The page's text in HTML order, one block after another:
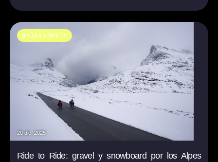
BRÚJULA BIKE TV
20 dic. 2025
Ride to Ride: gravel y snowboard por los Alpes